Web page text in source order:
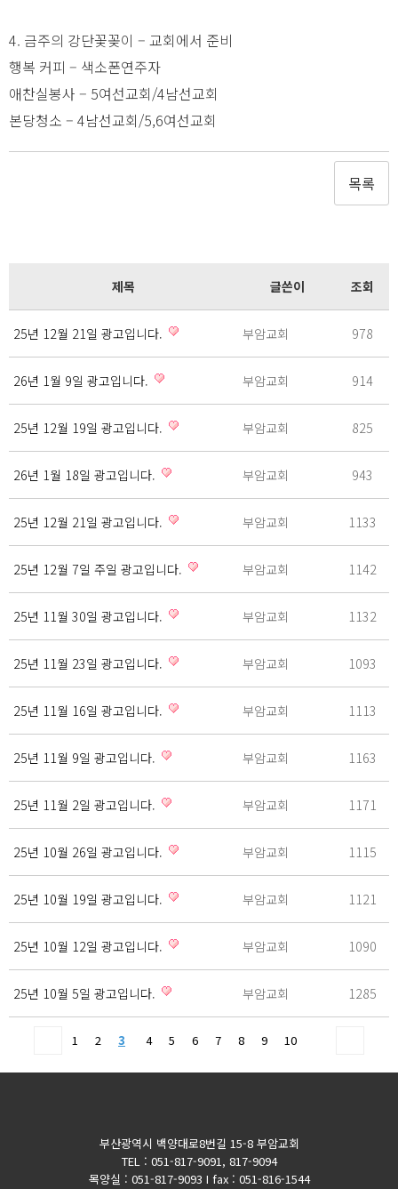
4. 금주의 강단꽃꽂이 – 교회에서 준비
행복 커피 – 색소폰연주자
애찬실봉사 – 5여선교회/4남선교회
본당청소 – 4남선교회/5,6여선교회
목록
제목 글쓴이 조회
25년 12월 21일 광고입니다. 부암교회 978
26년 1월 9일 광고입니다. 부암교회 914
25년 12월 19일 광고입니다. 부암교회 825
26년 1월 18일 광고입니다. 부암교회 943
25년 12월 21일 광고입니다. 부암교회 1133
25년 12월 7일 주일 광고입니다. 부암교회 1142
25년 11월 30일 광고입니다. 부암교회 1132
25년 11월 23일 광고입니다. 부암교회 1093
25년 11월 16일 광고입니다. 부암교회 1113
25년 11월 9일 광고입니다. 부암교회 1163
25년 11월 2일 광고입니다. 부암교회 1171
25년 10월 26일 광고입니다. 부암교회 1115
25년 10월 19일 광고입니다. 부암교회 1121
25년 10월 12일 광고입니다. 부암교회 1090
25년 10월 5일 광고입니다. 부암교회 1285
1 2 3 4 5 6 7 8 9 10
부산광역시 백양대로8번길 15-8 부암교회
TEL : 051-817-9091, 817-9094
목양실 : 051-817-9093 I fax : 051-816-1544